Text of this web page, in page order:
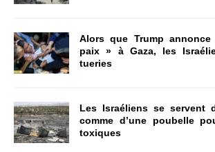
Alors que Trump
paix » à Gaza, les
tueries
Les Israéliens se servent
comme d’une poubelle
toxiques